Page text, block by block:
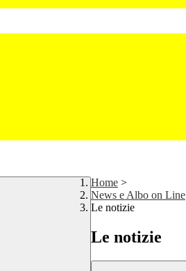
Home >
News e Albo on Line
Le notizie
Le notizie